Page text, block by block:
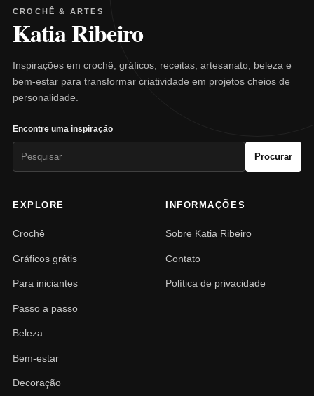
CROCHÊ & ARTES
Katia Ribeiro
Inspirações em crochê, gráficos, receitas, artesanato, beleza e
bem-estar para transformar criatividade em projetos cheios de
personalidade.
Encontre uma inspiração
Procurar
EXPLORE
Crochê
Gráficos grátis
Para iniciantes
Passo a passo
Beleza
Bem-estar
Decoração
INFORMAÇÕES
Sobre Katia Ribeiro
Contato
Política de privacidade